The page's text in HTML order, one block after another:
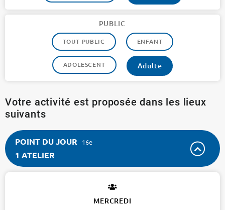
PUBLIC
TOUT PUBLIC ENFANT
ADOLESCENT Adulte
Votre activité est proposée dans les lieux
suivants
POINT DU JOUR 16e
1 ATELIER
MERCREDI